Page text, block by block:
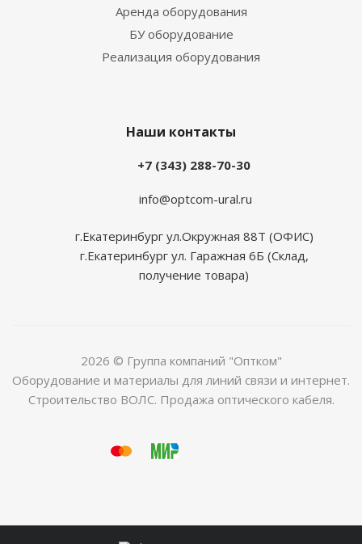
Аренда оборудования
БУ оборудование
Реализация оборудования
Наши контакты
+7 (343) 288-70-30
info@optcom-ural.ru
г.Екатеринбург ул.Окружная 88Т (ОФИС)
г.Екатеринбург ул. Гаражная 6Б (Склад,
получение товара)
2026 © Группа компаний "Оптком"
Оборудование и материалы для линий связи и интернет.
Строительство ВОЛС. Продажа оптического кабеля.